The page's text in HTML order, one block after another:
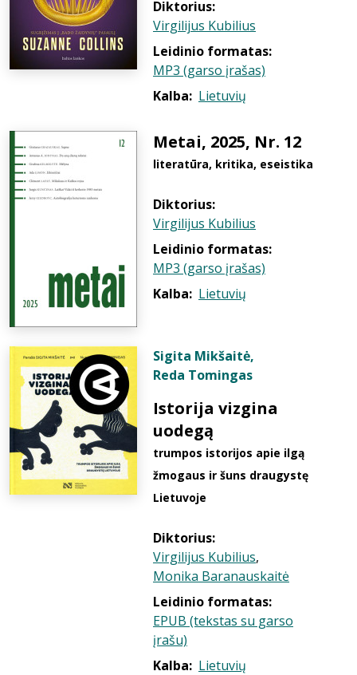
Diktorius:
Virgilijus Kubilius
Leidinio formatas:
MP3 (garso įrašas)
Kalba: Lietuvių
Metai, 2025, Nr. 12
literatūra, kritika, eseistika
Diktorius:
Virgilijus Kubilius
Leidinio formatas:
MP3 (garso įrašas)
Kalba: Lietuvių
Sigita Mikšaitė,
Reda Tomingas
Istorija vizgina
uodegą
trumpos istorijos apie ilgą
žmogaus ir šuns draugystę
Lietuvoje
Diktorius:
Virgilijus Kubilius,
Monika Baranauskaitė
Leidinio formatas:
EPUB (tekstas su garso
įrašu)
Kalba: Lietuvių